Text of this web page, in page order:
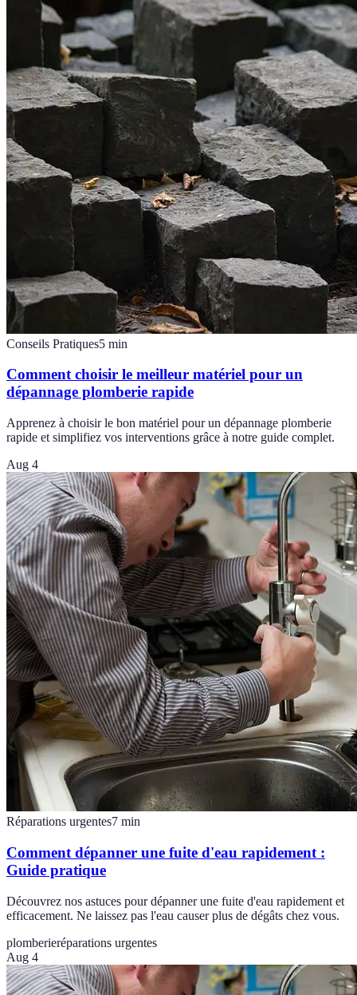
Conseils Pratiques5 min
Comment choisir le meilleur matériel pour un
dépannage plomberie rapide
Apprenez à choisir le bon matériel pour un dépannage plomberie
rapide et simplifiez vos interventions grâce à notre guide complet.
Aug 4
Réparations urgentes7 min
Comment dépanner une fuite d'eau rapidement :
Guide pratique
Découvrez nos astuces pour dépanner une fuite d'eau rapidement et
efficacement. Ne laissez pas l'eau causer plus de dégâts chez vous.
plomberieréparations urgentes
Aug 4